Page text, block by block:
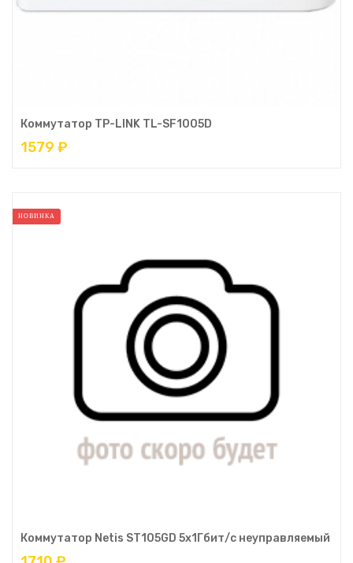
Коммутатор TP-LINK TL-SF1005D
1579 ₽
НОВИНКА
Коммутатор Netis ST105GD 5x1Гбит/с неуправляемый